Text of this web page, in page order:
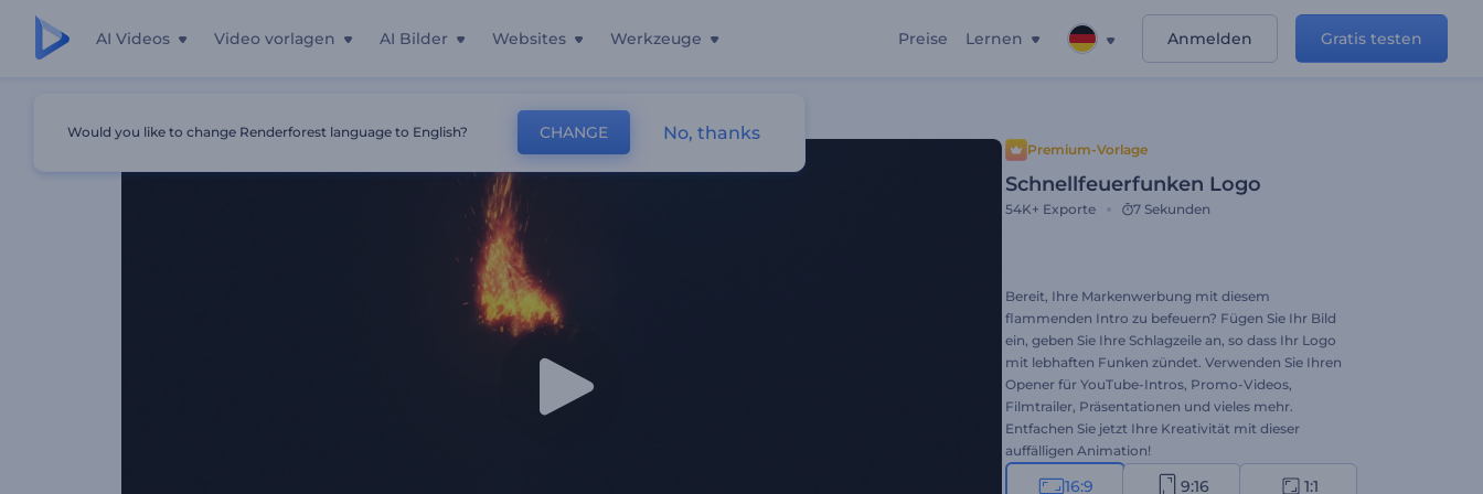
AI Videos Video vorlagen AI Bilder Websites Werkzeuge Preise Lernen Anmelden Gratis testen
Premium-Vorlage
Schnellfeuerfunken Logo
54K+ Exporte 7 Sekunden
Bereit, Ihre Markenwerbung mit diesem
flammenden Intro zu befeuern? Fügen Sie Ihr Bild
ein, geben Sie Ihre Schlagzeile an, so dass Ihr Logo
mit lebhaften Funken zündet. Verwenden Sie Ihren
Opener für YouTube-Intros, Promo-Videos,
Filmtrailer, Präsentationen und vieles mehr.
Entfachen Sie jetzt Ihre Kreativität mit dieser
auffälligen Animation!
16:9 9:16 1:1
Would you like to change Renderforest language to English? CHANGE No, thanks